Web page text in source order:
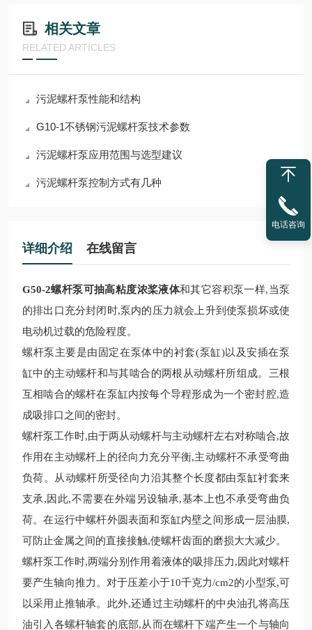
相关文章
RELATED ARTICLES
污泥螺杆泵性能和结构
G10-1不锈钢污泥螺杆泵技术参数
污泥螺杆泵应用范围与选型建议
污泥螺杆泵控制方式有几种
详细介绍 在线留言
G50-2螺杆泵可抽高粘度浓桨液体和其它容积泵一样,当泵
的排出口充分封闭时,泵内的压力就会上升到使泵损坏或使
电动机过载的危险程度。
螺杆泵 主要是由固定在泵体中的衬套(泵缸)以及安插在泵
缸中的主动螺杆和与其啮合的两根从动螺杆所组成。三根
互相啮合的螺杆在泵缸内按每个导程形成为一个密封腔,造
成吸排口之间的密封。
螺杆泵工作时,由于两从动螺杆与主动螺杆左右对称啮合,故
作用在主动螺杆上的径向力充分平衡,主动螺杆不承受弯曲
负荷。从动螺杆所受径向力沿其整个长度都由泵缸衬套来
支承,因此,不需要在外端另设轴承,基本上也不承受弯曲负
荷。在运行中螺杆外圆表面和泵缸内壁之间形成一层油膜,
可防止金属之间的直接接触,使螺杆齿面的磨损大大减少。
螺杆泵工作时,两端分别作用着液体的吸排压力,因此对螺杆
要产生轴向推力。对于压差小于10千克力/cm2的小型泵,可
以采用止推轴承。此外,还通过主动螺杆的中央油孔将高压
油引入各螺杆轴套的底部,从而在螺杆下端产生一个与轴向
电话咨询